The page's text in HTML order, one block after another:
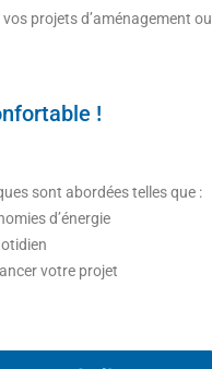
projets d’aménagement ou
!
sont abordées telles que :
d’énergie
votre projet